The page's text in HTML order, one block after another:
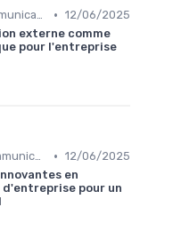
Alignement communication & stratégie business • 12/06/2025
externe comme
pour l'entreprise
Stratégie de communication d’entreprise • 12/06/2025
en
pour un